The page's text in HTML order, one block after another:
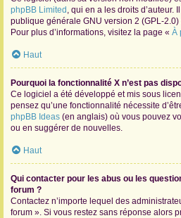
phpBB Limited , qui en a les droits d’auteur.
publique générale GNU version 2 (GPL-
Pour plus d’informations, visitez la page « À
Haut
Pourquoi la fonctionnalité X n’est pas
Ce logiciel a été développé et mis sous
pensez qu’une fonctionnalité nécessite
phpBB Ideas (en anglais) où vous pouvez
ou en suggérer de nouvelles.
Haut
Qui contacter pour les abus ou les
forum ?
Contactez n’importe lequel des
forum ». Si vous restez sans réponse alors